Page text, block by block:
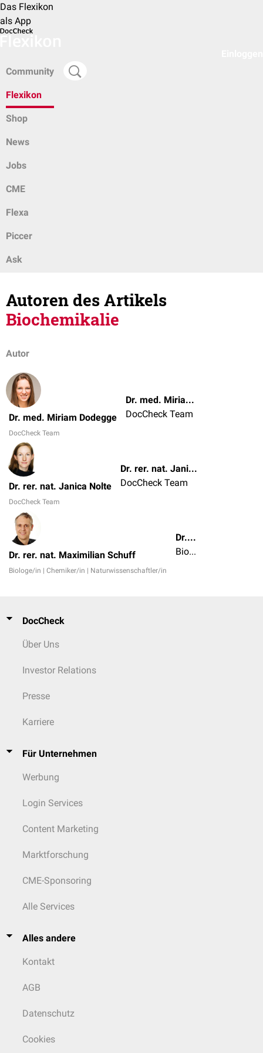
Das Flexikon
als App
Community
Flexikon
Shop
News
Jobs
CME
Flexa
Piccer
Ask
Autoren des Artikels
Biochemikalie
Autor
Dr. med. Miriam Dodegge
DocCheck Team
Dr. med. Miriam Dodegge
DocCheck Team
Dr. rer. nat. Janica Nolte
DocCheck Team
Dr. rer. nat. Janica Nolte
DocCheck Team
Dr. rer. nat. Maximilian Schuff
Biologe/in | Chemiker/in | Naturwissenschaftler/in
Dr. rer. nat. Maximilian Schuff
Biologe/in | Chemiker/in | Naturwissenschaftler/in
DocCheck
Über Uns
Investor Relations
Presse
Karriere
Für Unternehmen
Werbung
Login Services
Content Marketing
Marktforschung
CME-Sponsoring
Alle Services
Alles andere
Kontakt
AGB
Datenschutz
Cookies